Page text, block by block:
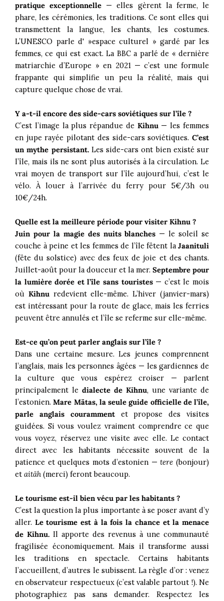
pratique exceptionnelle — elles gèrent la ferme, le
phare, les cérémonies, les traditions. Ce sont elles qui
transmettent la langue, les chants, les costumes.
L’UNESCO parle d' »espace culturel » gardé par les
femmes, ce qui est exact. La BBC a parlé de « dernière
matriarchie d’Europe » en 2021 — c’est une formule
frappante qui simplifie un peu la réalité, mais qui
capture quelque chose de vrai.
Y a-t-il encore des side-cars soviétiques sur l’île ?
C’est l’image la plus répandue de Kihnu— les femmes
en jupe rayée pilotant des side-cars soviétiques. C’est
un mythe persistant.Les side-cars ont bien existé sur
l’île, mais ils ne sont plus autorisés à la circulation. Le
vrai moyen de transport sur l’île aujourd’hui, c’est le
vélo. À louer à l’arrivée du ferry pour 5€/3h ou
10€/24h.
Quelle est la meilleure période pour visiter Kihnu ?
Juin pour la magie des nuits blanches — le soleil se
couche à peine et les femmes de l’île fêtent la Jaanituli
(fête du solstice) avec des feux de joie et des chants.
Juillet-août pour la douceur et la mer. Septembre pour
la lumière dorée et l’île sans touristes— c’est le mois
où Kihnuredevient elle-même. L’hiver (janvier-mars)
est intéressant pour la route de glace, mais les ferries
peuvent être annulés et l’île se referme sur elle-même.
Est-ce qu’on peut parler anglais sur l’île ?
Dans une certaine mesure. Les jeunes comprennent
l’anglais, mais les personnes âgées — les gardiennes de
la culture que vous espérez croiser — parlent
principalement le dialecte de Kihnu, une variante de
l’estonien.Mare Mätas, la seule guide officielle de l’île,
parle anglais courammentet propose des visites
guidées. Si vous voulez vraiment comprendre ce que
vous voyez, réservez une visite avec elle. Le contact
direct avec les habitants nécessite souvent de la
patience et quelques mots d’estonien —tere (bonjour)
et aitäh (merci) feront beaucoup.
Le tourisme est-il bien vécu par les habitants ?
C’est la question la plus importante à se poser avant d’y
aller. Le tourisme est à la fois la chance et la menace
de Kihnu. Il apporte des revenus à une communauté
fragilisée économiquement. Mais il transforme aussi
les traditions en spectacle. Certains habitants
l’accueillent, d’autres le subissent. La règle d’or : venez
en observateur respectueux (c’est valable partout !). Ne
photographiez pas sans demander. Respectez les